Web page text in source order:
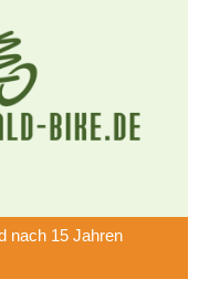
nach 15 Jahren